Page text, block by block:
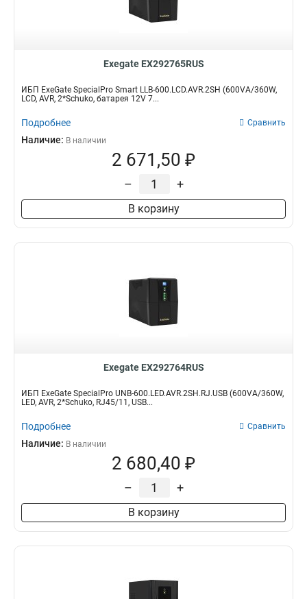
Exegate EX292765RUS
ИБП ExeGate SpecialPro Smart LLB-600.LCD.AVR.2SH (600VA/360W,
LCD, AVR, 2*Schuko, батарея 12V 7...
Подробнее Сравнить
Наличие: В наличии
2 671,50 ₽
– +
В корзину
Exegate EX292764RUS
ИБП ExeGate SpecialPro UNB-600.LED.AVR.2SH.RJ.USB (600VA/360W,
LED, AVR, 2*Schuko, RJ45/11, USB...
Подробнее Сравнить
Наличие: В наличии
2 680,40 ₽
– +
В корзину